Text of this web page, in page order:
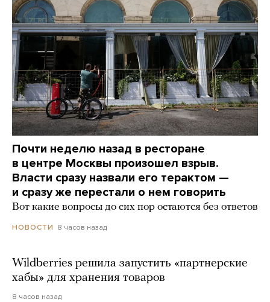
Почти неделю назад в ресторане
в центре Москвы произошел взрыв.
Власти сразу назвали его терактом —
и сразу же перестали о нем говорить
Вот какие вопросы до сих пор остаются без ответов
НОВОСТИ 8 часов назад
Wildberries решила запустить «партнерские
хабы» для хранения товаров
8 часов назад